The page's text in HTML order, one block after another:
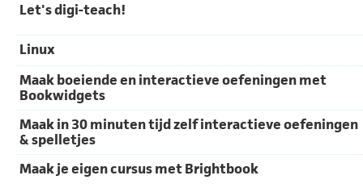
Let's digi-teach!
Linux
Maak boeiende en interactieve oefeningen met
Bookwidgets
Maak in 30 minuten tijd zelf interactieve oefeningen
& spelletjes
Maak je eigen cursus met Brightbook